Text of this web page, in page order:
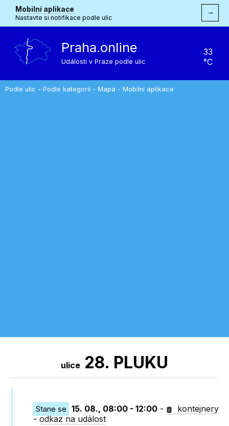
Mobilní aplikace
Nastavte si notifikace podle ulic
→
Praha.online
Události v Praze podle ulic
33
°C
Podle ulic - Podle kategorií - Mapa - Mobilní aplikace
ulice 28. PLUKU
Stane se 15. 08., 08:00 - 12:00 -
kontejnery
-odkaz na událost